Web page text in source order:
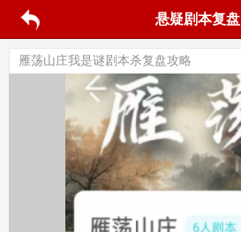
悬疑剧本复盘
雁荡山庄我是谜剧本杀复盘攻略